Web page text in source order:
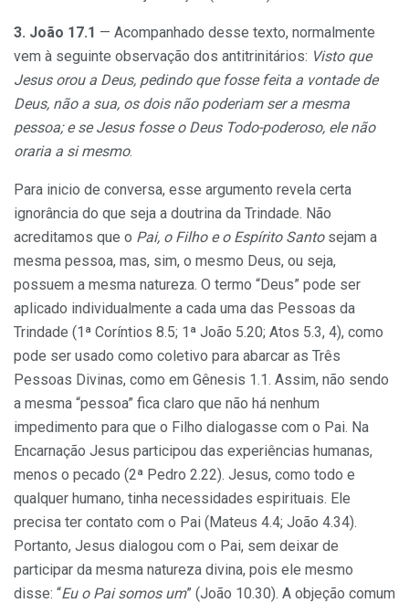
3. João 17.1 — Acompanhado desse texto, normalmente
vem à seguinte observação dos antitrinitários: Visto que
Jesus orou a Deus, pedindo que fosse feita a vontade de
Deus, não a sua, os dois não poderiam ser a mesma
pessoa; e se Jesus fosse o Deus Todo-poderoso, ele não
oraria a si mesmo.
Para inicio de conversa, esse argumento revela certa
ignorância do que seja a doutrina da Trindade. Não
acreditamos que o Pai, o Filho e o Espírito Santosejam a
mesma pessoa, mas, sim, o mesmo Deus, ou seja,
possuem a mesma natureza. O termo “Deus” pode ser
aplicado individualmente a cada uma das Pessoas da
Trindade (1ª Coríntios 8.5; 1ª João 5.20; Atos 5.3, 4), como
pode ser usado como coletivo para abarcar as Três
Pessoas Divinas, como em Gênesis 1.1. Assim, não sendo
a mesma “pessoa” fica claro que não há nenhum
impedimento para que o Filho dialogasse com o Pai. Na
Encarnação Jesus participou das experiências humanas,
menos o pecado (2ª Pedro 2.22). Jesus, como todo e
qualquer humano, tinha necessidades espirituais. Ele
precisa ter contato com o Pai (Mateus 4.4; João 4.34).
Portanto, Jesus dialogou com o Pai, sem deixar de
participar da mesma natureza divina, pois ele mesmo
disse: “Eu o Pai somos um” (João 10.30). A objeção comum